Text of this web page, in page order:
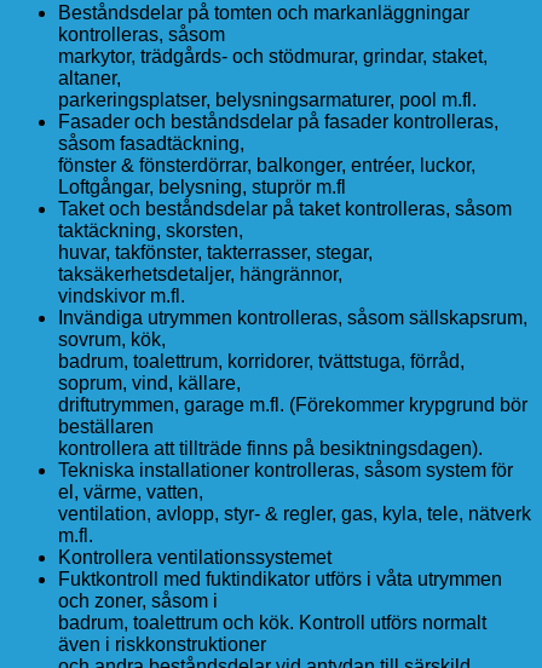
Beståndsdelar på tomten och markanläggningar
kontrolleras, såsom
markytor, trädgårds- och stödmurar, grindar, staket,
altaner,
parkeringsplatser, belysningsarmaturer, pool m.fl.
Fasader och beståndsdelar på fasader kontrolleras,
såsom fasadtäckning,
fönster & fönsterdörrar, balkonger, entréer, luckor,
Loftgångar, belysning, stuprör m.fl
Taket och beståndsdelar på taket kontrolleras, såsom
taktäckning, skorsten,
huvar, takfönster, takterrasser, stegar,
taksäkerhetsdetaljer, hängrännor,
vindskivor m.fl.
Invändiga utrymmen kontrolleras, såsom sällskapsrum,
sovrum, kök,
badrum, toalettrum, korridorer, tvättstuga, förråd,
soprum, vind, källare,
driftutrymmen, garage m.fl. (Förekommer krypgrund bör
beställaren
kontrollera att tillträde finns på besiktningsdagen).
Tekniska installationer kontrolleras, såsom system för
el, värme, vatten,
ventilation, avlopp, styr- & regler, gas, kyla, tele, nätverk
m.fl.
Kontrollera ventilationssystemet
Fuktkontroll med fuktindikator utförs i våta utrymmen
och zoner, såsom i
badrum, toalettrum och kök. Kontroll utförs normalt
även i riskkonstruktioner